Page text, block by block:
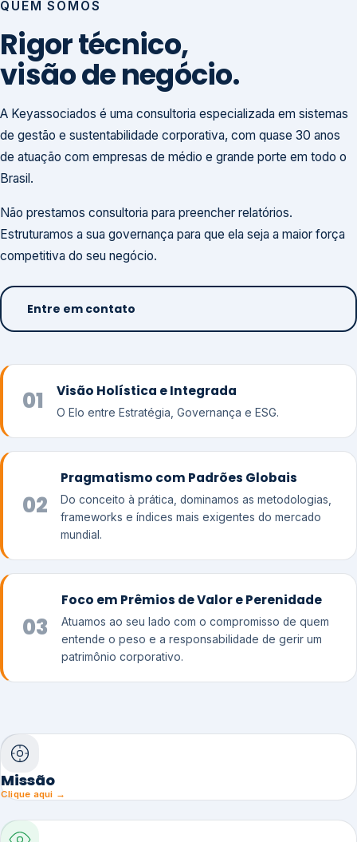
QUEM SOMOS
Rigor técnico,
visão de negócio.
A Keyassociados é uma consultoria especializada em sistemas
de gestão e sustentabilidade corporativa, com quase 30 anos
de atuação com empresas de médio e grande porte em todo o
Brasil.
Não prestamos consultoria para preencher relatórios.
Estruturamos a sua governança para que ela seja a maior força
competitiva do seu negócio.
Entre em contato
01 Visão Holística e Integrada
O Elo entre Estratégia, Governança e ESG.
02
Pragmatismo com Padrões Globais
Do conceito à prática, dominamos as metodologias,
frameworks e índices mais exigentes do mercado
mundial.
03
Foco em Prêmios de Valor e Perenidade
Atuamos ao seu lado com o compromisso de quem
entende o peso e a responsabilidade de gerir um
patrimônio corporativo.
Missão
Clique aqui →